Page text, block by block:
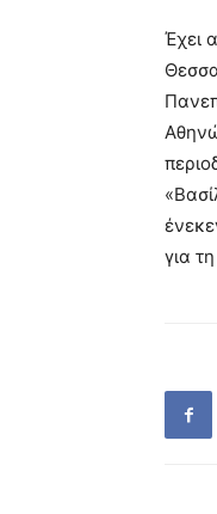
Έχει
για